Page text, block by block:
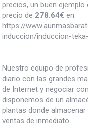
precios, un buen ejemplo
precio de 278.64€ en
https://
induccion/induccion-
.
Nuestro equipo de
diario con las grandes
de Internet y negociar
disponemos de un
plantas donde
ventas de inmediato.